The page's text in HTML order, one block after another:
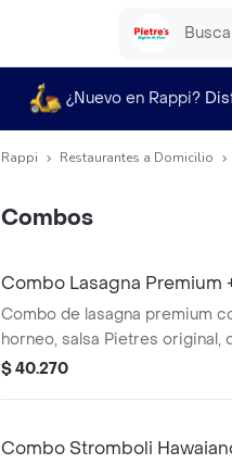
¿Nuevo en Rappi?
Rappi Restaurantes a Domicilio
Combos
Combo Lasagna Premium
Combo de lasagna premium
horneo, salsa Pietres original,
mozzarella y una Coronita de
$ 40.270
Combo Stromboli